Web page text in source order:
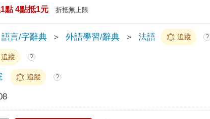
點 4點抵1元 折抵無上限
語言/字辭典 ＞ 外語學習/辭典 ＞ 法語 追蹤 ?
追蹤 ?
追蹤 ?